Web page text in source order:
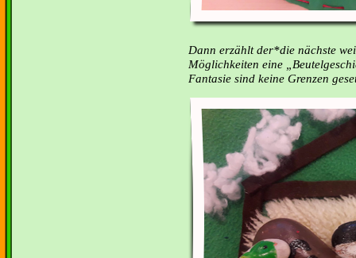
Dann erzählt der*die nächste
Möglichkeiten eine
Fantasie sind keine Grenzen